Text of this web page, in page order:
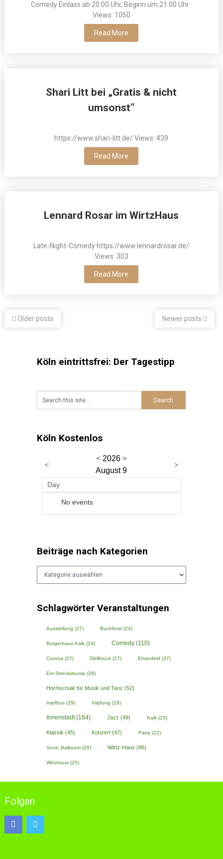
Comedy Einlass ab 20:00 Uhr, Beginn um 21:00 Uhr
Views: 1050
Read More
Shari Litt bei „Gratis & nicht
umsonst“
https://www.shari-litt.de/ Views: 439
Read More
Lennard Rosar im WirtzHaus
Late-Night-Comedy https://www.lennardrosar.de/
Views: 303
Read More
Older posts Newer posts
Köln eintrittsfrei: Der Tagestipp
Köln Kostenlos
<
<2026 >
August 9
>
Day
No events
Beiträge nach Kategorien
Schlagwörter Veranstaltungen
Ausstellung (27) Buchforst(24)
Bürgerhaus Kalk(24) Comedy(110)
Corona (27) Dellbrück(27) Ehrenfeld (37)
Em Streckstrump(28)
Hochschule für Musik und Tanz (52)
Impfbus(29) Impfung (29)
Innenstadt(184) Jazz (49) Kalk(25)
Klassik (45) Konzert(47) Party(22)
Sonic Ballroom(26) Wirtz-Haus (86)
Wirtzhaus(25)
Folgen